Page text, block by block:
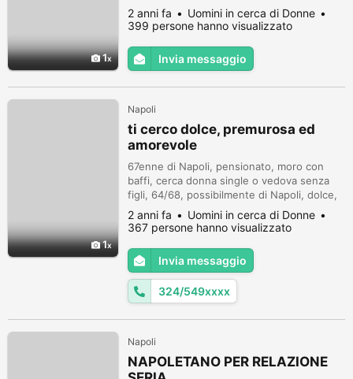
1
rinunciare anche all'amore e sono sicuro
che da qualche parte del mondo c'è una
donna che si potrebbe innamorare di me,
magari con le mie stesse "caratteristiche",
importante che sia una persona pulita
2 anni fa
Uomini in cerca di Donne
399 persone hanno visualizzato
Invia messaggio
1
Napoli
ti cerco dolce, premurosa ed
amorevole
67enne di Napoli, pensionato, moro con
baffi, cerca donna single o vedova senza
figli, 64/68, possibilmente di Napoli, dolce,
amorevole e premurosa che verrà
ricambiata da me con tutto l'affetto
possibile. Non importante bellezza
esteriore, ma quella interiore. Primi contatti
via email.
2 anni fa
Uomini in cerca di Donne
367 persone hanno visualizzato
Invia messaggio
324/549xxxx
Napoli
NAPOLETANO PER RELAZIONE